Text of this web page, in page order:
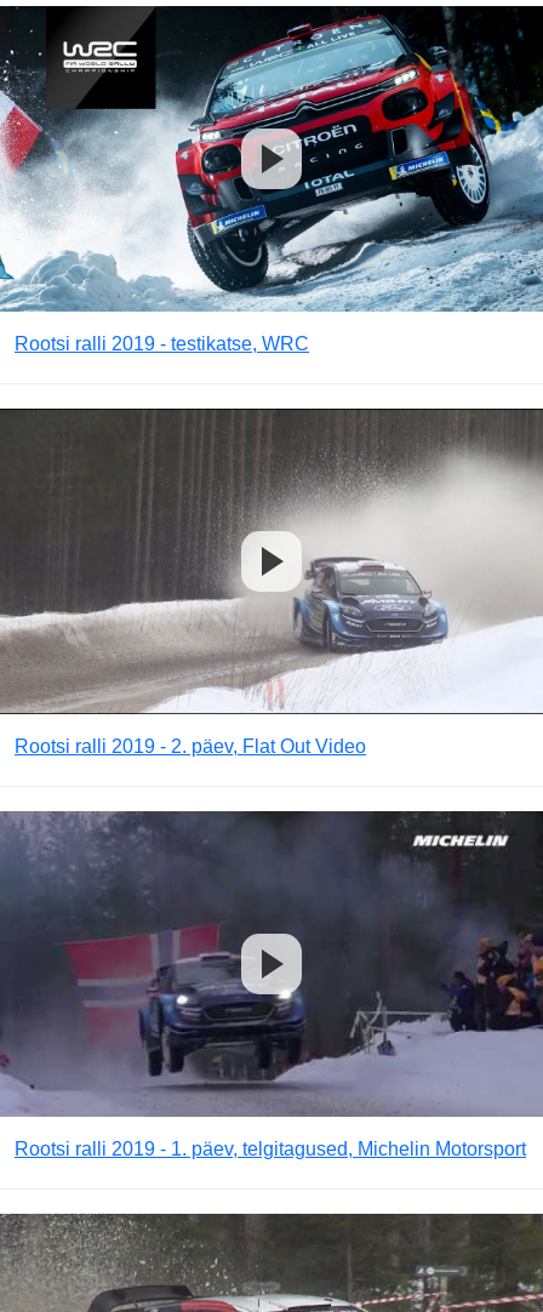
Rootsi ralli 2019 - testikatse, WRC
Rootsi ralli 2019 - 2. päev, Flat Out Video
Rootsi ralli 2019 - 1. päev, telgitagused, Michelin Motorsport